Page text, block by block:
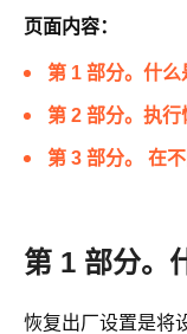
页面内容：
第 1 部分。什
第 2 部分。执行
第 3 部分。 在
第 1 部分。
恢复出厂设置是将